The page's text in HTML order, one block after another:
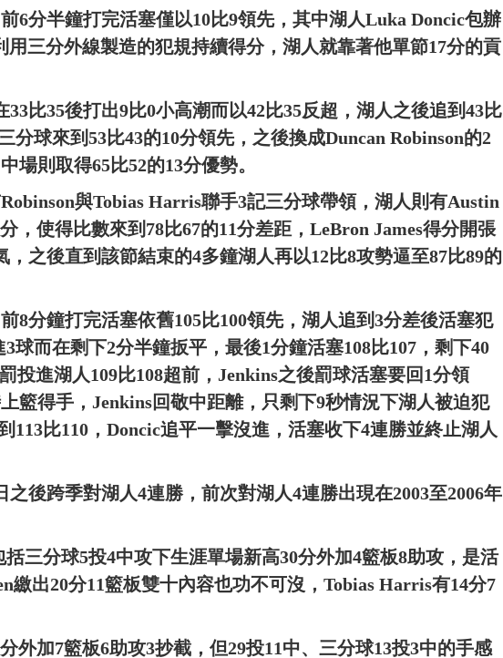
6分半鐘打完活塞僅以10比9領先，其中湖人Luka Doncic包辦
用三分外線製造的犯規持續得分，湖人就靠著他單節17分的貢
比35後打出9比0小高潮而以42比35反超，湖人之後追到43比
分球來到53比43的10分領先，之後換成Duncan Robinson的2
場則取得65比52的13分優勢。
與Tobias Harris聯手3記三分球帶領，湖人則有Austin
，使得比數來到78比67的11分差距，LeBron James得分開張
，之後直到該節結束的4多鐘湖人再以12比8攻勢逼至87比89的
8分鐘打完活塞依舊105比100領先，湖人追到3分差後活塞犯
球而在剩下2分半鐘扳平，最後1分鐘活塞108比107，剩下40
投進湖人109比108超前，Jenkins之後罰球活塞要回1分領
籃得手，Jenkins回敬中距離，只剩下9秒情況下湖人被迫犯
113比110，Doncic追平一擊沒進，活塞收下4連勝並終止湖人
之後跨季對湖人4連勝，前次對湖人4連勝出現在2003至2006年
括三分球5投4中攻下生涯單場新高30分外加4籃板8助攻，是活
繳出20分11籃板雙十內容也功不可沒，Tobias Harris有14分7
外加7籃板6助攻3抄截，但29投11中、三分球13投3中的手感